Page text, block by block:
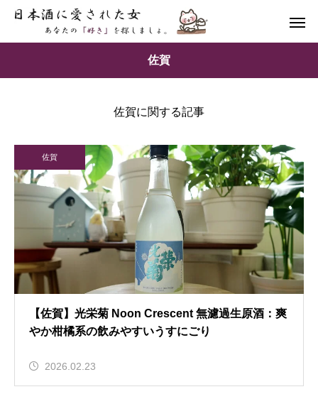
佐賀
佐賀に関する記事
佐賀
【佐賀】光栄菊 Noon Crescent 無濾過生原酒：爽
やか柑橘系の飲みやすいうすにごり
2026.02.23